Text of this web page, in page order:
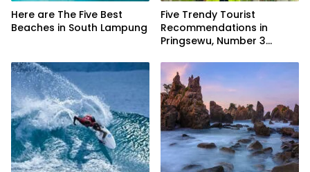
Here are The Five Best
Beaches in South Lampung
Five Trendy Tourist
Recommendations in
Pringsewu, Number 3
President